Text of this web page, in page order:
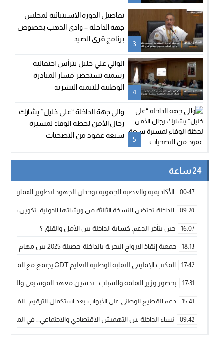
3
تفاصيل الدورة الاستثنائية لمجلس
جهة الداخلة – وادي الذهب بخصوص
برنامج قرى الصيد
4
الوالي علي خليل يترأس احتفالية
رسمية تستحضر مسار المبادرة
الوطنية للتنمية البشرية
5
والي جهة الداخلة “علي خليل” يشارك
رجال الأمن لحظة الوفاء لمسيرة
سبعة عقود من التضحيات
24 ساعة
00:47 الأكاديمية والعصبة الجهوية توحدان الجهود لتطوير الممارسة
09:20 الداخلة تحتضن النسخة الثالثة من ورشاتها الدولية: تكوين
16:07 حين يتأخر الدعم: كسابة الداخلة بين الأمل والقلق ؟
18:13 جمعية إنقاذ الأرواح البحرية بالداخلة: حصيلة 2025 بين مهام الإنقاذ ومشروع “دار البحار”
17:42 المكتب الإقليمي للنقابة الوطنية للتعليم CDT يجتمع مع المدير الإقليمي لمناقشة ملفات جوهرية لنساء ورجال التعليم
17:31 بحضور وزير الثقافة والشباب.. تدشين معهد الموسيقى والفنون
15:41 دعم القطيع الوطني على الأبواب بعد استكمال الترقيم…
09:42 نساء الداخلة بين التهميش الاقتصادي والاجتماعي… في المؤسسات